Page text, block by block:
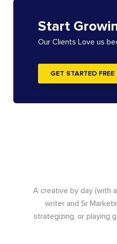
Start
Our Clients Love us
GET STARTED FREE
A creative by day (with
writer and Sr
strategizing, or playing